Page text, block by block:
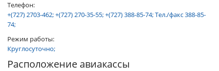
Телефон:
+(727) 2703-462; +(727) 270-35-55; +(727) 388-85-74; Тел./факс 388-85-
74;
Режим работы:
Круглосуточно;
Расположение авиакассы